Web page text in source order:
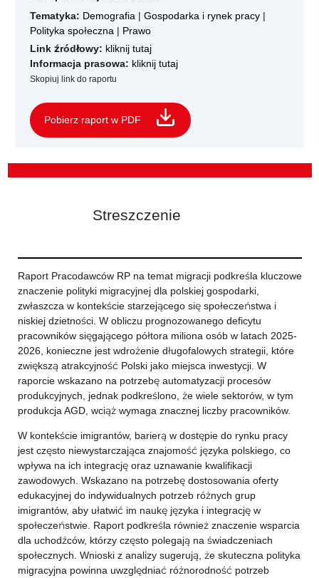
Tematyka: Demografia | Gospodarka i rynek pracy |
Polityka społeczna | Prawo
Link źródłowy: kliknij tutaj
Informacja prasowa: kliknij tutaj
Skopiuj link do raportu
Pobierz raport w PDF
Streszczenie
Raport Pracodawców RP na temat migracji podkreśla kluczowe
znaczenie polityki migracyjnej dla polskiej gospodarki,
zwłaszcza w kontekście starzejącego się społeczeństwa i
niskiej dzietności. W obliczu prognozowanego deficytu
pracowników sięgającego półtora miliona osób w latach 2025-
2026, konieczne jest wdrożenie długofalowych strategii, które
zwiększą atrakcyjność Polski jako miejsca inwestycji. W
raporcie wskazano na potrzebę automatyzacji procesów
produkcyjnych, jednak podkreślono, że wiele sektorów, w tym
produkcja AGD, wciąż wymaga znacznej liczby pracowników.
W kontekście imigrantów, barierą w dostępie do rynku pracy
jest często niewystarczająca znajomość języka polskiego, co
wpływa na ich integrację oraz uznawanie kwalifikacji
zawodowych. Wskazano na potrzebę dostosowania oferty
edukacyjnej do indywidualnych potrzeb różnych grup
imigrantów, aby ułatwić im naukę języka i integrację w
społeczeństwie. Raport podkreśla również znaczenie wsparcia
dla uchodźców, którzy często polegają na świadczeniach
społecznych. Wnioski z analizy sugerują, że skuteczna polityka
migracyjna powinna uwzględniać różnorodność potrzeb